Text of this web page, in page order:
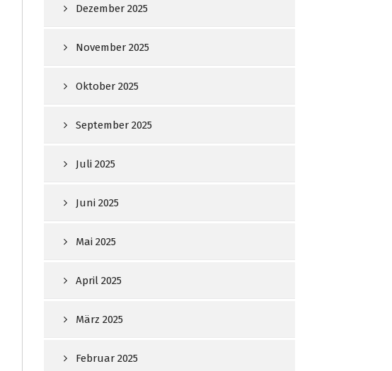
Dezember 2025
November 2025
Oktober 2025
September 2025
Juli 2025
Juni 2025
Mai 2025
April 2025
März 2025
Februar 2025